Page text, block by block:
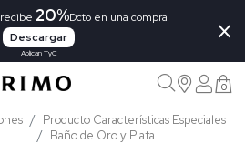
recibe 20%Dcto en una compra
Descargar
Aplican TyC
×
0
Producto Características Especiales
Baño de Oro y Plata